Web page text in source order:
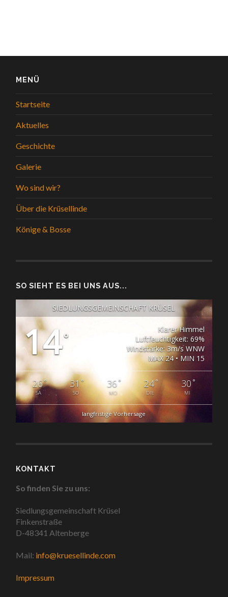
MENÜ
Startseite
Aktuelles
Geschichte
Galerie
Wo sind wir?
Über die Krüsellinde
Könige & Bosse
SO SIEHT ES BEI UNS AUS...
SIEDLUNGSGEMEINSCHAFT KRÜSEL
14°
Klarer Himmel
Luftfeuchtigkeit: 69%
Windstärke: 3m/s WNW
MAX 24 • MIN 15
26°
SA
31°
SO
36°
MO
24°
DIE
30 °
MI
langfristige Vorhersage
KONTAKT
So finden Sie zu uns:
Siedlungsgemeinschaft Krüsel
Finkenstraße
D-48341 Altenberge
Mail: info@kruesellinde.com
Impressum